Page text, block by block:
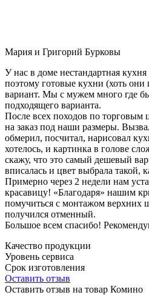
Мария и Григорий Бурковы
У нас в доме нестандартная
поэтому готовые кухни (хоть
вариант. Мы с мужем много где
подходящего варианта.
После всех походов по торговым
на заказ под наши размеры.
обмерил, посчитал, нарисовал
хотелось, и картинка в голове
скажу, что это самый дешевый
вписалась и цвет выбрала такой,
Примерно через 2 недели нам
красавицу! «Благодаря» нашим
помучиться с монтажом верхних
получился отменный.
Большое всем спасибо!
Качество продукции
Уровень сервиса
Срок изготовления
Оставить отзыв
Оставить отзыв на товар Комино